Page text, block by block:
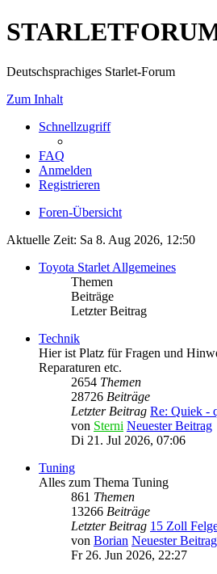
Deutschsprachiges Starlet-Forum
Zum Inhalt
Schnellzugriff
FAQ
Anmelden
Registrieren
Foren-Übersicht
Aktuelle Zeit: Sa 8. Aug 2026, 12:50
Toyota Starlet Allgemeines
Themen
Beiträge
Letzter Beitrag
Technik
Hier ist Platz für Fragen und
Reparaturen etc.
2654 Themen
28726 Beiträge
Letzter Beitrag Re: Quiek -
von Sterni Neuester Beitrag
Di 21. Jul 2026, 07:06
Tuning
Alles zum Thema Tuning
861 Themen
13266 Beiträge
Letzter Beitrag 15 Zoll
von Borian Neuester Beitrag
Fr 26. Jun 2026, 22:27